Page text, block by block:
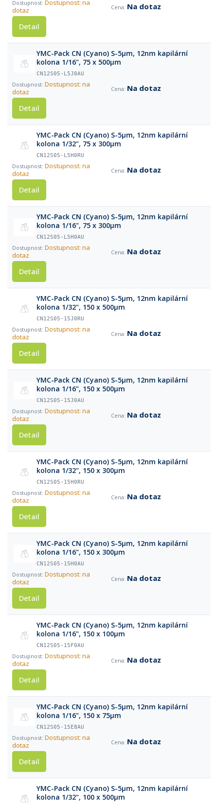
Dostupnost: na
dotaz
Na dotaz
Detail
YMC-Pack CN (Cyano) S-5µm, 12nm kapilární
kolona 1/16", 75 x 500µm
CN12S05-L5J0AU
Dostupnost: na
dotaz
Na dotaz
Detail
YMC-Pack CN (Cyano) S-5µm, 12nm kapilární
kolona 1/32", 75 x 300µm
CN12S05-L5H0RU
Dostupnost: na
dotaz
Na dotaz
Detail
YMC-Pack CN (Cyano) S-5µm, 12nm kapilární
kolona 1/16", 75 x 300µm
CN12S05-L5H0AU
Dostupnost: na
dotaz
Na dotaz
Detail
YMC-Pack CN (Cyano) S-5µm, 12nm kapilární
kolona 1/32", 150 x 500µm
CN12S05-15J0RU
Dostupnost: na
dotaz
Na dotaz
Detail
YMC-Pack CN (Cyano) S-5µm, 12nm kapilární
kolona 1/16", 150 x 500µm
CN12S05-15J0AU
Dostupnost: na
dotaz
Na dotaz
Detail
YMC-Pack CN (Cyano) S-5µm, 12nm kapilární
kolona 1/32", 150 x 300µm
CN12S05-15H0RU
Dostupnost: na
dotaz
Na dotaz
Detail
YMC-Pack CN (Cyano) S-5µm, 12nm kapilární
kolona 1/16", 150 x 300µm
CN12S05-15H0AU
Dostupnost: na
dotaz
Na dotaz
Detail
YMC-Pack CN (Cyano) S-5µm, 12nm kapilární
kolona 1/16", 150 x 100µm
CN12S05-15F0AU
Dostupnost: na
dotaz
Na dotaz
Detail
YMC-Pack CN (Cyano) S-5µm, 12nm kapilární
kolona 1/16", 150 x 75µm
CN12S05-15E8AU
Dostupnost: na
dotaz
Na dotaz
Detail
YMC-Pack CN (Cyano) S-5µm, 12nm kapilární
kolona 1/32", 100 x 500µm